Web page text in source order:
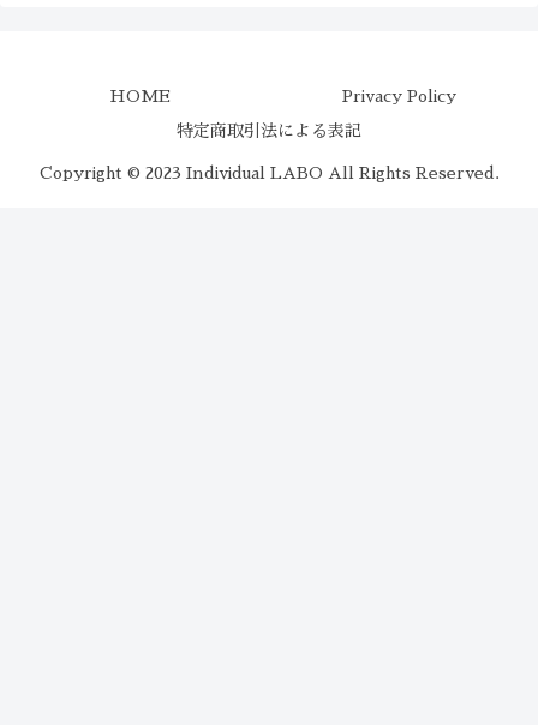
HOME Privacy Policy
特定商取引法による表記
Copyright © 2023 Individual LABO All Rights Reserved.